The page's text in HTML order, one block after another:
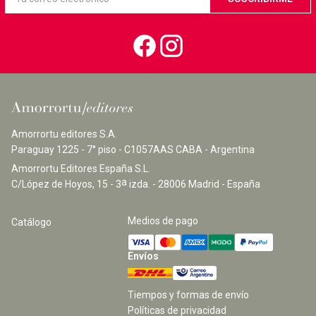
Amorrortu editores S.A.
Paraguay 1225 - 7° piso - C1057AAS CABA - Argentina
Amorrortu Editores España S.L.
C/López de Hoyos, 15 - 3a izda. - 28006 Madrid - España
Catálogo Medios de pago
Envíos
Tiempos y formas de envío
Políticas de privacidad